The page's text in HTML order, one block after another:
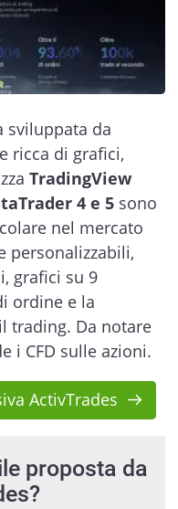
da
ricca di grafici,
TradingView
4 e 5sono
nel mercato
personalizzabili,
grafici su 9
ordine e la
trading. Da notare
i CFD sulle azioni.
ActivTrades
proposta da